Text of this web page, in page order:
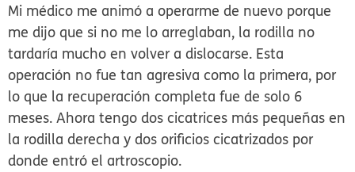
Mi médico me animó a operarme de nuevo porque
me dijo que si no me lo arreglaban, la rodilla no
tardaría mucho en volver a dislocarse. Esta
operación no fue tan agresiva como la primera, por
lo que la recuperación completa fue de solo 6
meses. Ahora tengo dos cicatrices más pequeñas en
la rodilla derecha y dos orificios cicatrizados por
donde entró el artroscopio.